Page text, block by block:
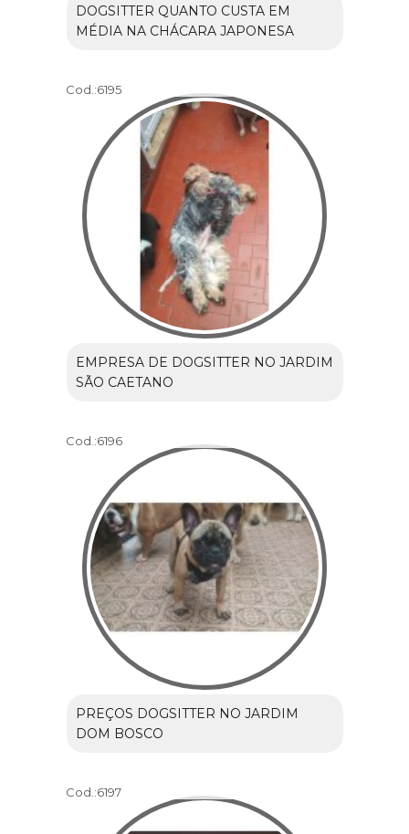
DOGSITTER QUANTO CUSTA EM
MÉDIA NA CHÁCARA JAPONESA
Cod.:6195
EMPRESA DE DOGSITTER NO JARDIM
SÃO CAETANO
Cod.:6196
PREÇOS DOGSITTER NO JARDIM
DOM BOSCO
Cod.:6197